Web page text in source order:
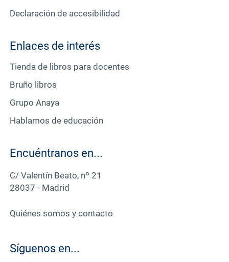
Declaración de accesibilidad
Enlaces de interés
Tienda de libros para docentes
Bruño libros
Grupo Anaya
Hablamos de educación
Encuéntranos en...
C/ Valentín Beato, nº 21
28037 - Madrid
Quiénes somos y contacto
Síguenos en...